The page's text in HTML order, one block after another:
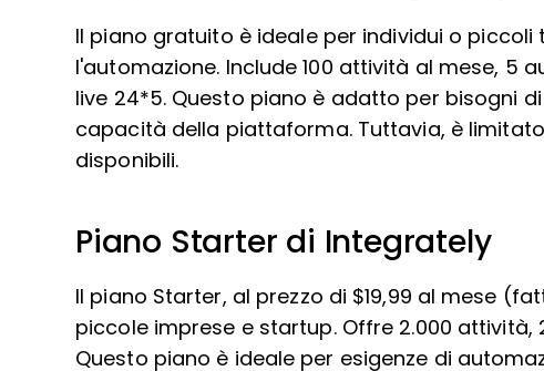
Il piano gratuito è ideale per individui o
l'automazione. Include 100 attività al mese, 5
live 24*5. Questo piano è adatto per bisogni
capacità della piattaforma. Tuttavia, è
disponibili.
Piano Starter di Integrately
Il piano Starter, al prezzo di $19,99 al mese
piccole imprese e startup. Offre 2.000
Questo piano è ideale per esigenze di